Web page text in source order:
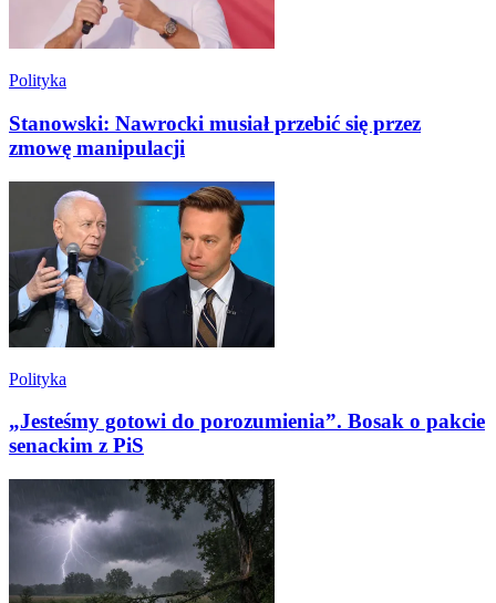
Polityka
Stanowski: Nawrocki musiał przebić się przez
zmowę manipulacji
Polityka
„Jesteśmy gotowi do porozumienia”. Bosak o pakcie
senackim z PiS